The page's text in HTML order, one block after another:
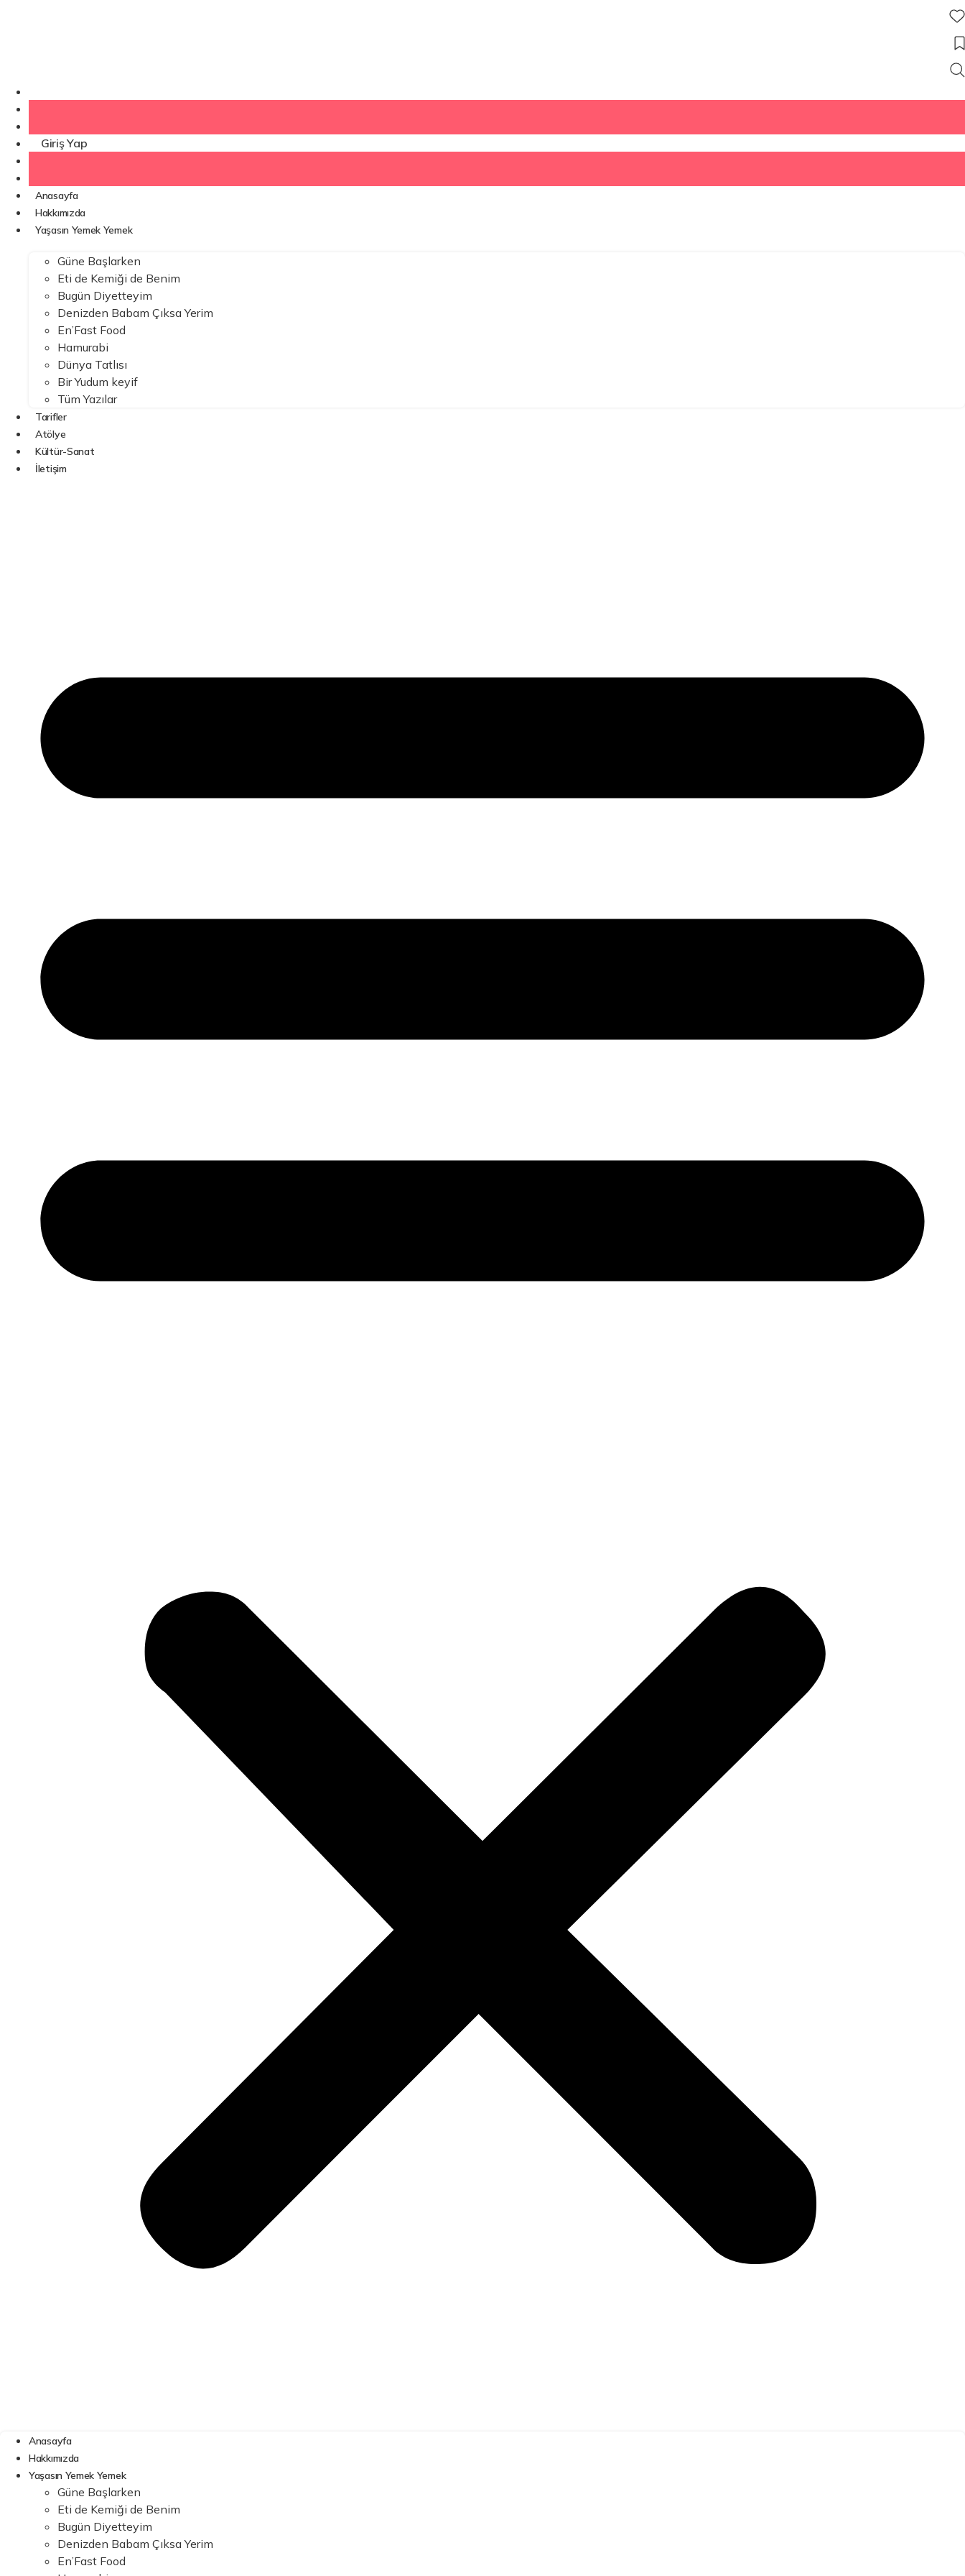
Giriş Yap
Anasayfa
Hakkımızda
Yaşasın Yemek Yemek
Güne Başlarken
Eti de Kemiği de Benim
Bugün Diyetteyim
Denizden Babam Çıksa Yerim
En’Fast Food
Hamurabi
Dünya Tatlısı
Bir Yudum keyif
Tüm Yazılar
Tarifler
Atölye
Kültür-Sanat
İletişim
Anasayfa
Hakkımızda
Yaşasın Yemek Yemek
Güne Başlarken
Eti de Kemiği de Benim
Bugün Diyetteyim
Denizden Babam Çıksa Yerim
En’Fast Food